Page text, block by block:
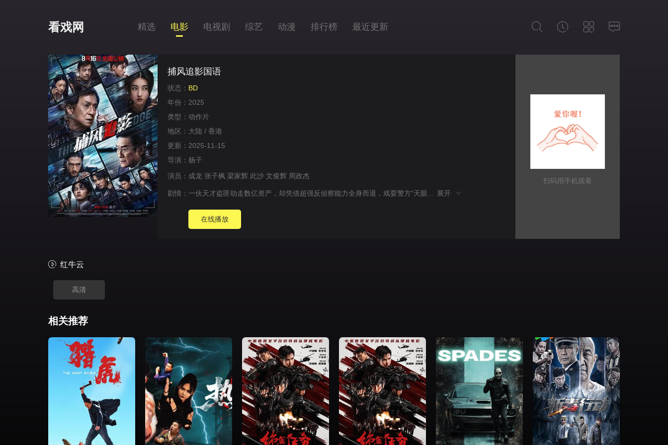
看戏网 精选 电影 电视剧 综艺 动漫 排行榜 最近更新
捕风追影国语
状态： BD
年份： 2025
类型： 动作片
地区： 大陆 / 香港
更新： 2025-11-15
导演： 杨子
演员： 成龙 张子枫 梁家辉 此沙 文俊辉 周政杰
剧情： 一伙天才盗匪劫走数亿资产，却凭借超强反侦察能力全身而退，戏耍警方“天眼... 展开
在线播放
扫码用手机观看
红牛云
高清
相关推荐